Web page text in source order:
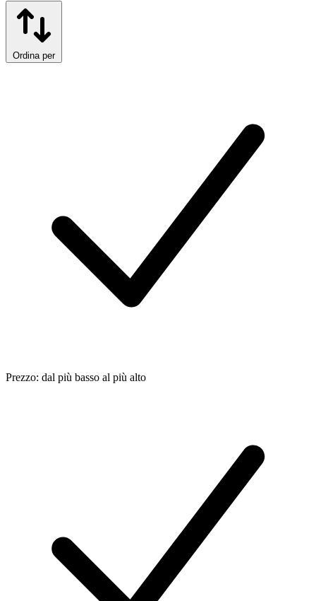
Ordina per
Prezzo: dal più basso al più alto